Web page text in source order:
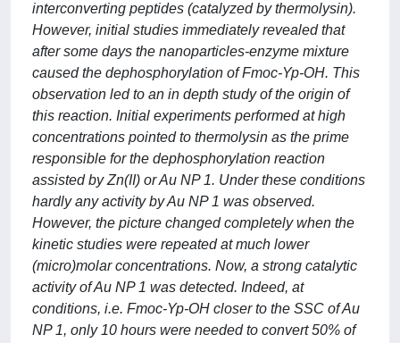
interconverting peptides (catalyzed by thermolysin).
However, initial studies immediately revealed that
after some days the nanoparticles-enzyme mixture
caused the dephosphorylation of Fmoc-Yp-OH. This
observation led to an in depth study of the origin of
this reaction. Initial experiments performed at high
concentrations pointed to thermolysin as the prime
responsible for the dephosphorylation reaction
assisted by Zn(II) or Au NP 1. Under these conditions
hardly any activity by Au NP 1 was observed.
However, the picture changed completely when the
kinetic studies were repeated at much lower
(micro)molar concentrations. Now, a strong catalytic
activity of Au NP 1 was detected. Indeed, at
conditions, i.e. Fmoc-Yp-OH closer to the SSC of Au
NP 1, only 10 hours were needed to convert 50% of